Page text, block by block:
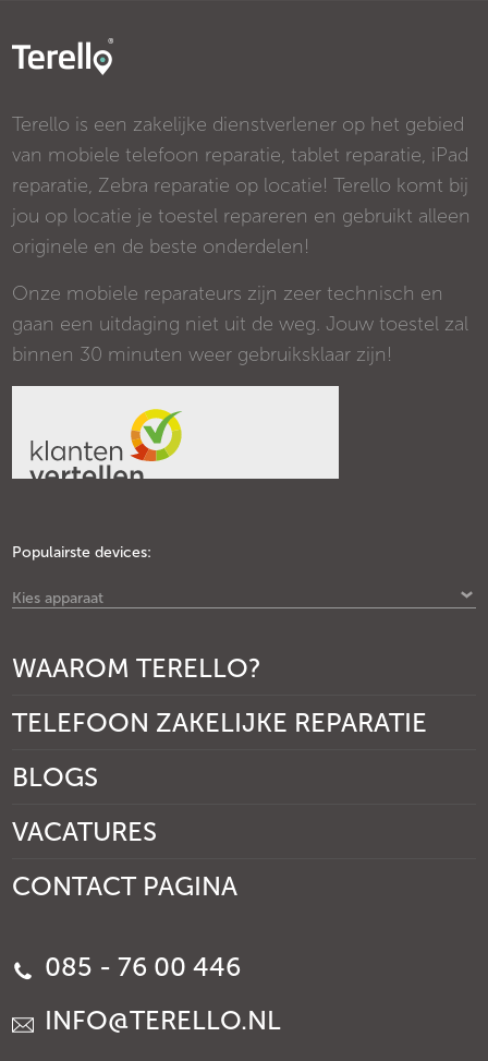
Terello is een zakelijke dienstverlener op het gebied
van mobiele telefoon reparatie, tablet reparatie, iPad
reparatie, Zebra reparatie op locatie! Terello komt bij
jou op locatie je toestel repareren en gebruikt alleen
originele en de beste onderdelen!
Onze mobiele reparateurs zijn zeer technisch en
gaan een uitdaging niet uit de weg. Jouw toestel zal
binnen 30 minuten weer gebruiksklaar zijn!
Populairste devices:
Kies apparaat
WAAROM TERELLO?
TELEFOON ZAKELIJKE REPARATIE
BLOGS
VACATURES
CONTACT PAGINA
085 - 76 00 446
INFO@TERELLO.NL